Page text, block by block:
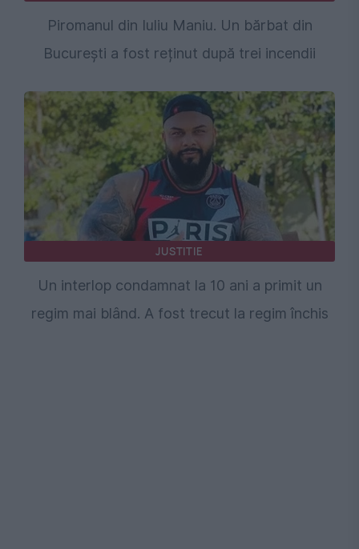
Piromanul din Iuliu Maniu. Un bărbat din
București a fost reținut după trei incendii
JUSTITIE
Un interlop condamnat la 10 ani a primit un
regim mai blând. A fost trecut la regim închis